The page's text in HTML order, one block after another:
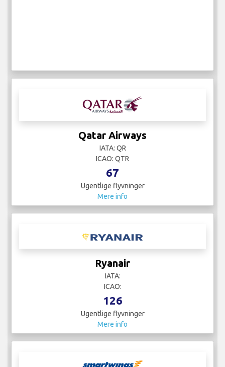
Qatar Airways
IATA: QR
ICAO: QTR
67
Ugentlige flyvninger
Mere info
Ryanair
IATA:
ICAO:
126
Ugentlige flyvninger
Mere info